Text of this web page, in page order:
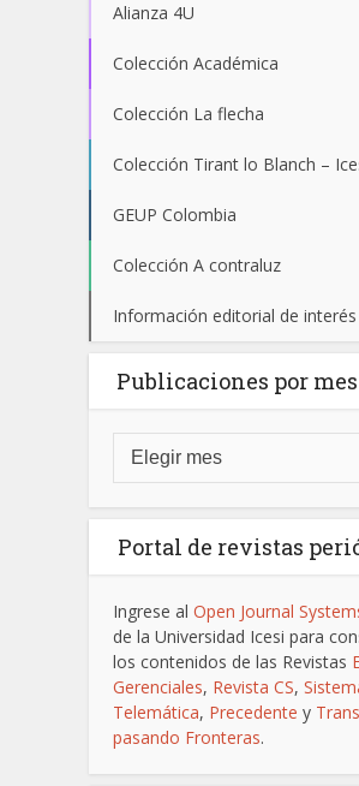
Alianza 4U
Colección Académica
Colección La flecha
Colección Tirant lo Blanch –
GEUP Colombia
Colección A contraluz
Información editorial de interés
Publicaciones por
Portal de revistas
Ingrese al Open Journal
de la Universidad Icesi para
los contenidos de las Revistas
Gerenciales, Revista CS,
Telemática, Precedente y
pasando Fronteras.